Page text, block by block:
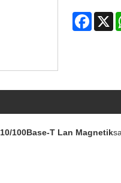
X
10/100Base-T Lan Magnetik